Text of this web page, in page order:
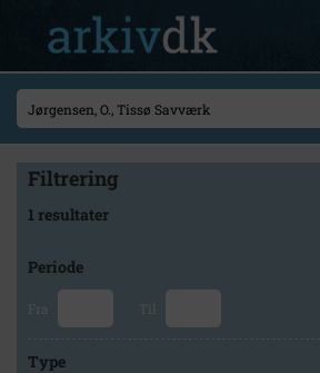
Filtrering
1 resultater
Periode
Fra Til
Type